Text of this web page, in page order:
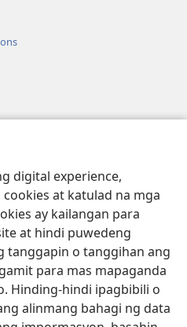
digital experience,
at katulad na mga
ay kailangan para
at hindi puwedeng
tanggapin o tanggihan ang
para mas mapaganda
Hinding-hindi ipagbibili o
alinmang bahagi ng data